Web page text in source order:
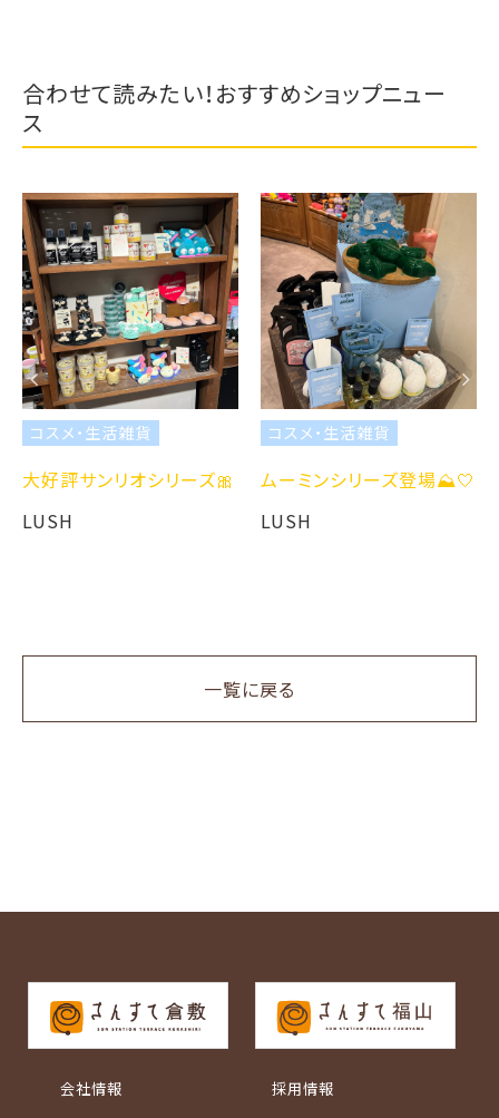
合わせて読みたい！おすすめショップニュー
ス
コスメ・生活雑貨
大好評サンリオシリーズ🎀
LUSH
コスメ・生活雑貨
ムーミンシリーズ登場⛰️🤍
LUSH
一覧に戻る
会社情報
採用情報